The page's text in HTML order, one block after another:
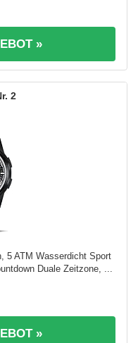
»
2
5 ATM Wasserdicht Sport
Duale Zeitzone, ...
»